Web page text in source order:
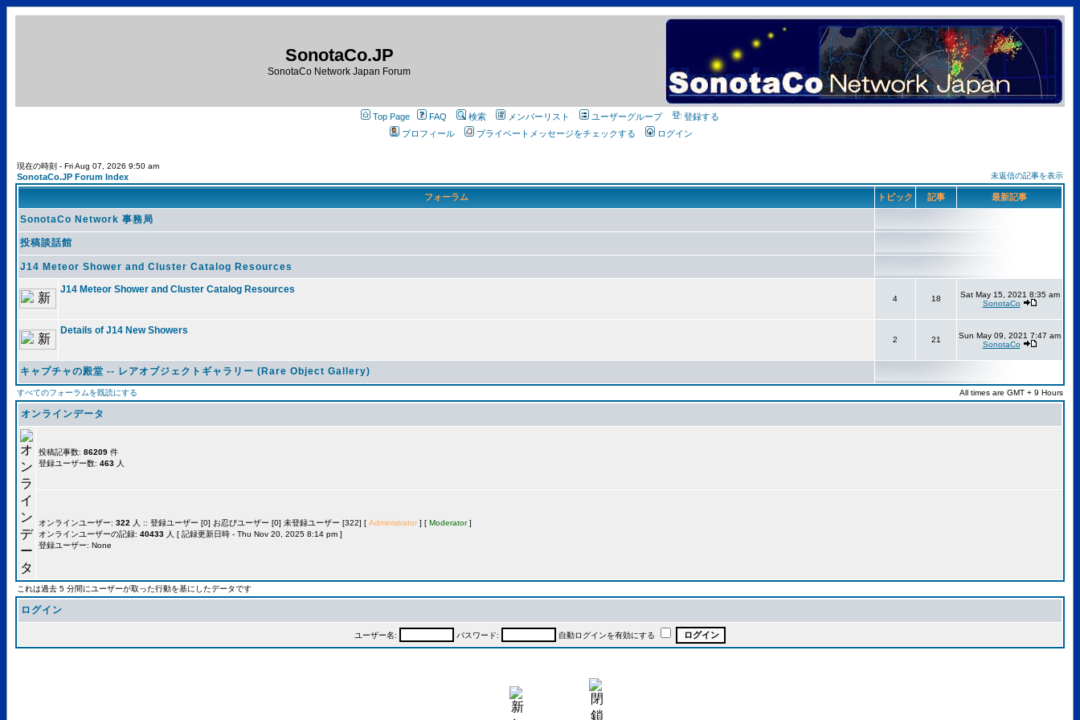
SonotaCo.JP
SonotaCo Network Japan Forum
Top Page FAQ 検索 メンバーリスト ユーザーグループ
登録する
プロフィール
プライベートメッセージをチェックする ログイン
現在の時刻 - Fri Aug 07, 2026 9:50 am
SonotaCo.JP Forum Index 未返信の記事を表示
フォーラム トピック 記事 最新記事
SonotaCo Network 事務局
投稿談話館
J14 Meteor Shower and Cluster Catalog Resources
J14 Meteor Shower and Cluster Catalog Resources
4 18
Sat May 15, 2021 8:35 am
SonotaCo
Details of J14 New Showers
2 21
Sun May 09, 2021 7:47 am
SonotaCo
キャプチャの殿堂 -- レアオブジェクトギャラリー (Rare Object Gallery)
すべてのフォーラムを既読にする All times are GMT + 9 Hours
オンラインデータ
投稿記事数: 86209 件
登録ユーザー数: 463 人
オンラインユーザー: 322 人 :: 登録ユーザー [0] お忍びユーザー [0] 未登録ユーザー [322] [ Administrator ] [ Moderator]
オンラインユーザーの記録: 40433 人 [ 記録更新日時 - Thu Nov 20, 2025 8:14 pm ]
登録ユーザー: None
これは過去 5 分間にユーザーが取った行動を基にしたデータです
ログイン
ユーザー名: パスワード: 自動ログインを有効にする